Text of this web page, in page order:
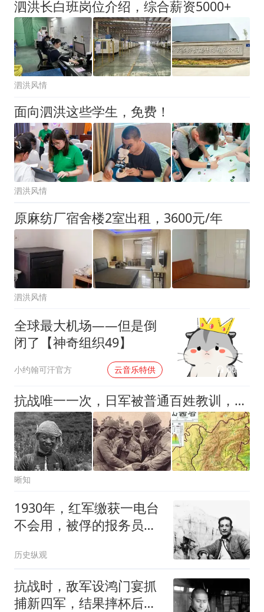
泗洪长白班岗位介绍，综合薪资5000+
泗洪风情
面向泗洪这些学生，免费！
泗洪风情
原麻纺厂宿舍楼2室出租，3600元/年
泗洪风情
全球最大机场——但是倒
闭了【神奇组织49】
小约翰可汗官方 云音乐特供 00:02
抗战唯一一次，日军被普通百姓教训，还请求上司出面疏通关系
晰知
1930年，红军缴获一电台
不会用，被俘的报务员帮
历史纵观
抗战时，敌军设鸿门宴抓
捕新四军，结果摔杯后发